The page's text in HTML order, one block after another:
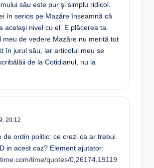
său este pur şi simplu ridicol.
în serios pe Mazăre înseamnă că
acelaşi nivel cu el. E plăcerea ta.
meu de vedere Mazăre nu merită tot
în jurul său, iar articolul meu se
de la Cotidianul, nu la
20:12
de ordin politic: ce crezi ca ar trebui
in acest caz? Element ajutator:
time/quotes/0,26174,19119